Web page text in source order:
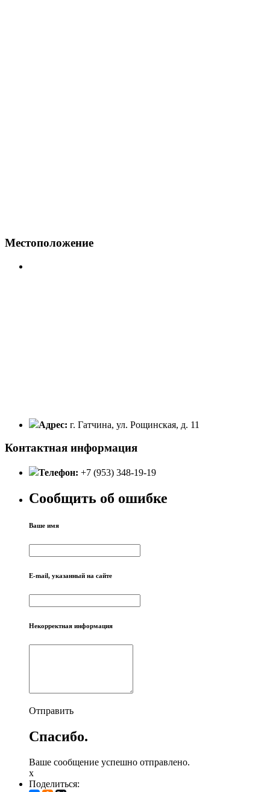
Местоположение
Адрес: г. Гатчина, ул. Рощинская, д. 11
Контактная информация
Телефон: +7 (953) 348-19-19
Сообщить об ошибке
Ваше имя
E-mail, указанный на сайте
Некорректная информация
Отправить
Спасибо.
Ваше сообщение успешно отправлено.
x
Поделиться: